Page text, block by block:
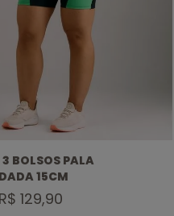
BOLSOS PALA
15CM
129,90